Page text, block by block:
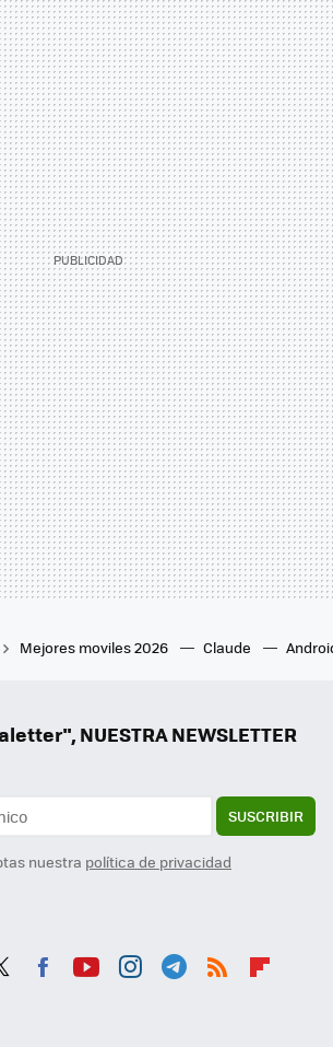
Mejores moviles 2026 Claude
NUESTRA NEWSLETTER
SUSCRIBIR
nuestra política de privacidad